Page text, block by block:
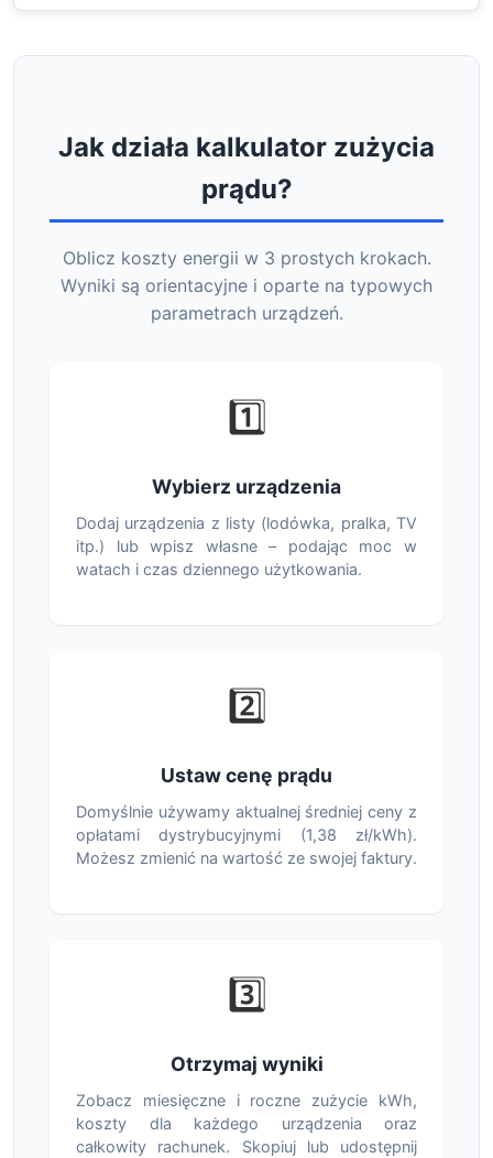
Jak działa kalkulator zużycia
prądu?
Oblicz koszty energii w 3 prostych krokach.
Wyniki są orientacyjne i oparte na typowych
parametrach urządzeń.
1️⃣
Wybierz urządzenia
Dodaj urządzenia z listy (lodówka, pralka, TV
itp.) lub wpisz własne – podając moc w
watach i czas dziennego użytkowania.
2️⃣
Ustaw cenę prądu
Domyślnie używamy aktualnej średniej ceny z
opłatami dystrybucyjnymi (1,38 zł/kWh).
Możesz zmienić na wartość ze swojej faktury.
3️⃣
Otrzymaj wyniki
Zobacz miesięczne i roczne zużycie kWh,
koszty dla każdego urządzenia oraz
całkowity rachunek. Skopiuj lub udostępnij